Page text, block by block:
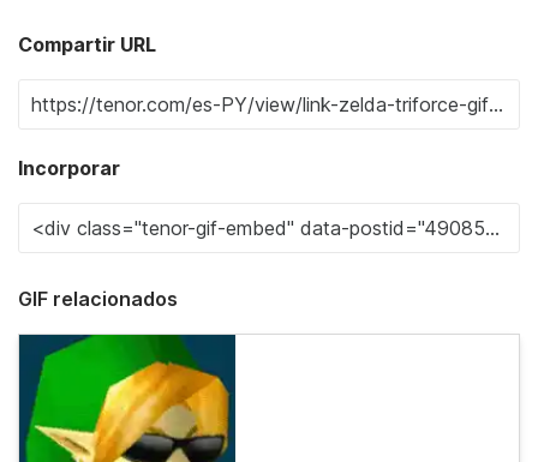
Compartir URL
Incorporar
GIF relacionados